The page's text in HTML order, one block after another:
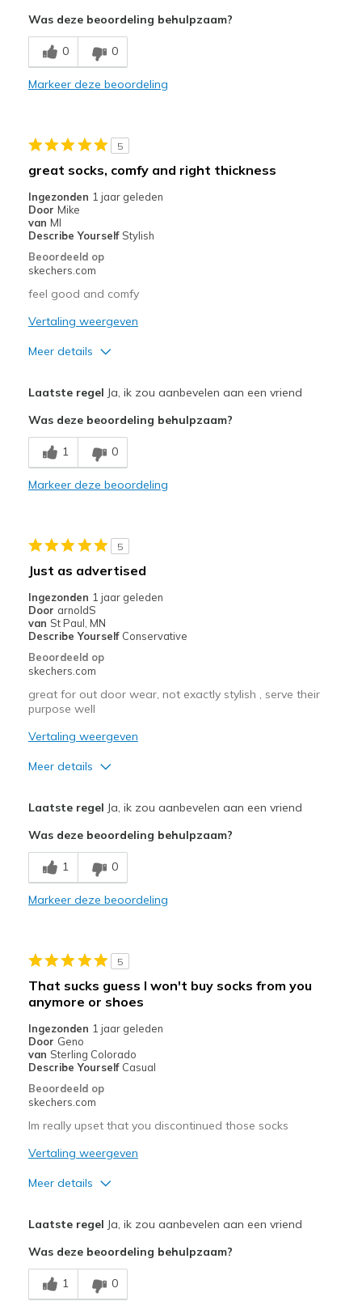
Beste toepassingen
Casual Wear
View On Shoes
Shoes are for Wearing
Was deze beoordeling behulpzaam?
0 0
Markeer deze beoordeling
5
great socks, comfy and right thickness
Ingezonden 1 jaar geleden
Door Mike
van MI
Describe Yourself Stylish
Beoordeeld op
skechers.com
feel good and comfy
Vertaling weergeven
Meer details
Breathe Well
Comfortable
Going Out
Width
Sizing
View On Shoes
Shoes are for Wearing
Laatste regel Ja, ik zou aanbevelen aan een vriend
Was deze beoordeling behulpzaam?
1 0
Markeer deze beoordeling
5
Just as advertised
Ingezonden 1 jaar geleden
Door arnoldS
van St Paul, MN
Describe Yourself Conservative
Beoordeeld op
skechers.com
great for out door wear, not exactly stylish , serve their
purpose well
Vertaling weergeven
Meer details
Comfortable
Beste toepassingen
Casual Wear
Feels true to size
Laatste regel Ja, ik zou aanbevelen aan een vriend
Was deze beoordeling behulpzaam?
1 0
Markeer deze beoordeling
5
That sucks guess I won't buy socks from you
anymore or shoes
Ingezonden 1 jaar geleden
Door Geno
van Sterling Colorado
Describe Yourself Casual
Beoordeeld op
skechers.com
Im really upset that you discontinued those socks
Vertaling weergeven
Meer details
Stylish
Laatste regel Ja, ik zou aanbevelen aan een vriend
Was deze beoordeling behulpzaam?
1 0